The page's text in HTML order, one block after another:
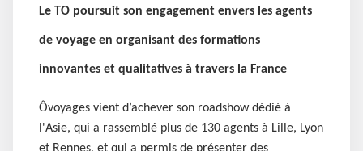
Le TO poursuit son engagement envers les agents
de voyage en organisant des formations
innovantes et qualitatives à travers la France
Ôvoyages vient d’achever son roadshow dédié à
l'Asie, qui a rassemblé plus de 130 agents à Lille, Lyon